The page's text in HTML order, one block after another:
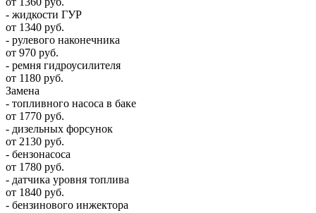
- жидкости ГУР
от 1340 руб.
- рулевого наконечника
от 970 руб.
- ремня гидроусилителя
от 1180 руб.
Замена
- топливного насоса в баке
от 1770 руб.
- дизельных форсунок
от 2130 руб.
- бензонасоса
от 1780 руб.
- датчика уровня топлива
от 1840 руб.
- бензинового инжектора